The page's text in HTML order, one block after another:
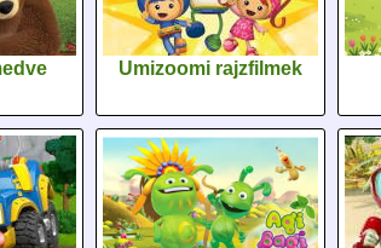
Umizoomi rajzfilmek